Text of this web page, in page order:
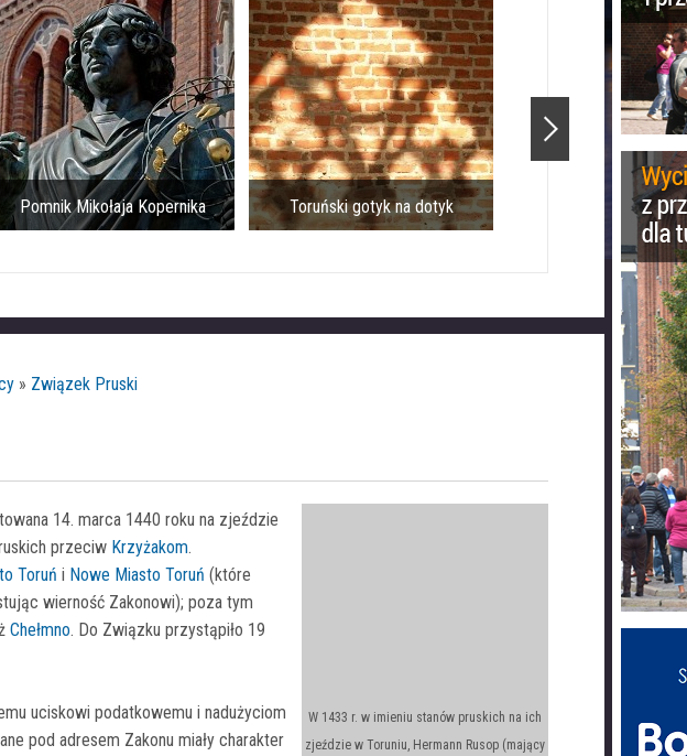
Pomnik Mikołaja Kopernika Toruński gotyk na dotyk Ratusz Staromiejski
» Związek Pruski
14. marca 1440 roku na zjeździe
przeciw Krzyżakom.
Toruń i Nowe Miasto Toruń (które
wierność Zakonowi); poza tym
Chełmno. Do Związku przystąpiło 19
uciskowi podatkowemu i nadużyciom
pod adresem Zakonu miały charakter
W 1433 r. w imieniu stanów pruskich na ich
zjeździe w Toruniu, Hermann Rusop (mający